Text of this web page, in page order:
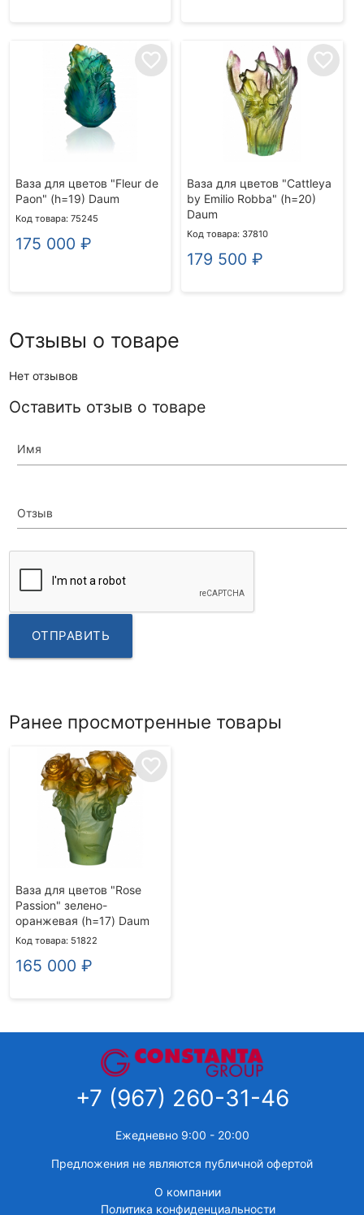
favorite_border
Ваза для цветов "Fleur de
Paon" (h=19) Daum
Код товара: 75245
175 000 ₽
favorite_border
Ваза для цветов "Cattleya
by Emilio Robba" (h=20)
Daum
Код товара: 37810
179 500 ₽
Отзывы о товаре
Нет отзывов
Оставить отзыв о товаре
Имя
Отзыв
ОТПРАВИТЬ
Ранее просмотренные товары
favorite_border
Ваза для цветов "Rose
Passion" зелено-
оранжевая (h=17) Daum
Код товара: 51822
165 000 ₽
+7 (967) 260-31-46
Ежедневно 9:00 - 20:00
Предложения не являются публичной офертой
О компании
Политика конфиденциальности